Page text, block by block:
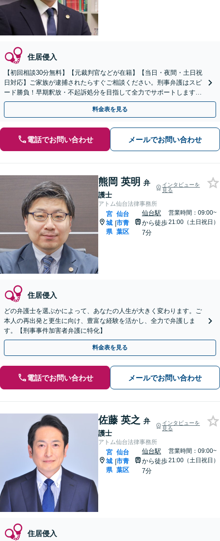
住居侵入
【初回相談30分無料】【元裁判官などが在籍】【当日・夜間・土日祝
日対応】ご家族が逮捕されたらすぐご相談ください。刑事弁護はスピ
ード勝負！早期釈放・不起訴処分を目指して全力でサポートします。
【スピード対応】
料金表を見る
電話でお問い合わせ メールでお問い合わせ
熊岡 英明 弁
護士
インタビューを
見る
アトム仙台法律事務所
宮
城
県
|
仙台
市青
葉区
仙台駅
から徒歩
7分
営業時間：09:00~
21:00（土日祝日）
住居侵入
どの弁護士を選ぶかによって、あなたの人生が大きく変わります。ご
本人の再出発と更生に向け、豊富な経験を活かし、全力で弁護しま
す。【刑事事件加害者弁護に特化】
料金表を見る
電話でお問い合わせ メールでお問い合わせ
佐藤 英之 弁
護士
インタビューを
見る
アトム仙台法律事務所
宮
城
県
|
仙台
市青
葉区
仙台駅
から徒歩
7分
営業時間：09:00~
21:00（土日祝日）
住居侵入